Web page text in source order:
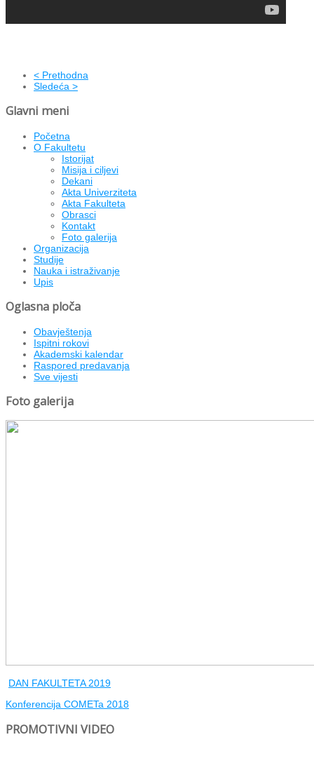
< Prethodna
Sledeća >
Glavni meni
Početna
O Fakultetu
Istorijat
Misija i ciljevi
Dekani
Akta Univerziteta
Akta Fakulteta
Obrasci
Kontakt
Foto galerija
Organizacija
Studije
Nauka i istraživanje
Upis
Oglasna ploča
Obavještenja
Ispitni rokovi
Akademski kalendar
Raspored predavanja
Sve vijesti
Foto galerija
DAN FAKULTETA 2019
Konferencija COMETa 2018
PROMOTIVNI VIDEO